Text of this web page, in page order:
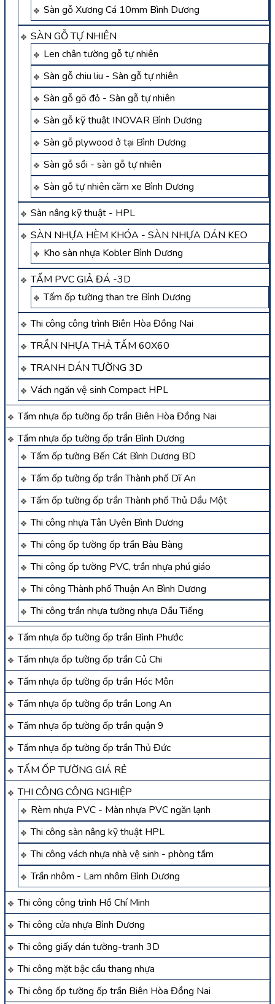
Sàn gỗ Xương Cá 10mm Bình Dương
SÀN GỖ TỰ NHIÊN
Len chân tường gỗ tự nhiên
Sàn gỗ chiu liu - Sàn gỗ tự nhiên
Sàn gỗ gõ đỏ - Sàn gỗ tự nhiên
Sàn gỗ kỹ thuật INOVAR Bình Dương
Sàn gỗ plywood ở tại Bình Dương
Sàn gỗ sồi - sàn gỗ tự nhiên
Sàn gỗ tự nhiên căm xe Bình Dương
Sàn nâng kỹ thuật - HPL
SÀN NHỰA HÈM KHÓA - SÀN NHỰA DÁN KEO
Kho sàn nhựa Kobler Bình Dương
TẤM PVC GIẢ ĐÁ -3D
Tấm ốp tường than tre Bình Dương
Thi công công trình Biên Hòa Đồng Nai
TRẦN NHỰA THẢ TẤM 60X60
TRANH DÁN TƯỜNG 3D
Vách ngăn vệ sinh Compact HPL
Tấm nhựa ốp tường ốp trần Biên Hòa Đồng Nai
Tấm nhựa ốp tường ốp trần Bình Dương
Tấm ốp tường Bến Cát Bình Dương BD
Tấm ốp tường ốp trần Thành phố Dĩ An
Tấm ốp tường ốp trần Thành phố Thủ Dầu Một
Thi công nhựa Tân Uyên Bình Dương
Thi công ốp tường ốp trần Bàu Bàng
Thi công ốp tường PVC, trần nhựa phú giáo
Thi công Thành phố Thuận An Bình Dương
Thi công trần nhựa tường nhựa Dầu Tiếng
Tấm nhựa ốp tường ốp trần Bình Phước
Tấm nhựa ốp tường ốp trần Củ Chi
Tấm nhựa ốp tường ốp trần Hóc Môn
Tấm nhựa ốp tường ốp trần Long An
Tấm nhựa ốp tường ốp trần quận 9
Tấm nhựa ốp tường ốp trần Thủ Đức
TẤM ỐP TƯỜNG GIÁ RẺ
THI CÔNG CÔNG NGHIỆP
Rèm nhựa PVC - Màn nhựa PVC ngăn lạnh
Thi công sàn nâng kỹ thuật HPL
Thi công vách nhựa nhà vệ sinh - phòng tắm
Trần nhôm - Lam nhôm Bình Dương
Thi công công trình Hồ Chí Minh
Thi công cửa nhựa Bình Dương
Thi công giấy dán tường-tranh 3D
Thi công mặt bậc cầu thang nhựa
Thi công ốp tường ốp trần Biên Hòa Đồng Nai